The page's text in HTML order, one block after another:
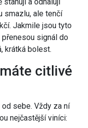
smazlu, ale tenčí
Jakmile jsou tyto
signál do
krátká bolest.
citlivé
sebe. Vždy za ní
nejčastější viníci: